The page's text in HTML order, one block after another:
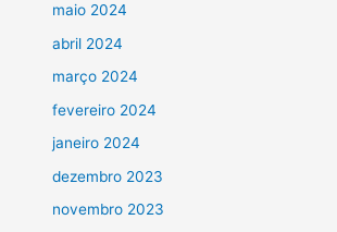
maio 2024
abril 2024
março 2024
fevereiro 2024
janeiro 2024
dezembro 2023
novembro 2023